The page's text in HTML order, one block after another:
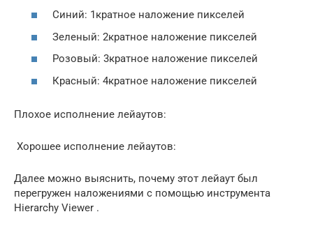
Синий: 1кратное наложение пикселей
Зеленый: 2кратное наложение пикселей
Розовый: 3кратное наложение пикселей
Красный: 4кратное наложение пикселей
Плохое исполнение лейаутов:
Хорошее исполнение лейаутов:
Далее можно выяснить, почему этот лейаут был
перегружен наложениями с помощью инструмента
Hierarchy Viewer .